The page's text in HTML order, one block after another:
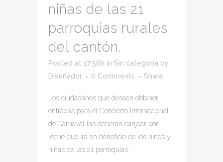
niñas de las 21
parroquias rurales
del cantón.
Posted at 17:56h in Sin categoría by
Diseñador
0 Comments Share
Los ciudadanos que deseen obtener
entradas para el Concierto Internacional
de Carnaval las deberán canjear por
leche que irá en beneficio de los niños y
niñas de las 21 parroquias...